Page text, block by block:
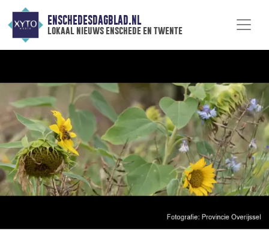
ENSCHEDESDAGBLAD.NL
lokaal nieuws enschede en twente